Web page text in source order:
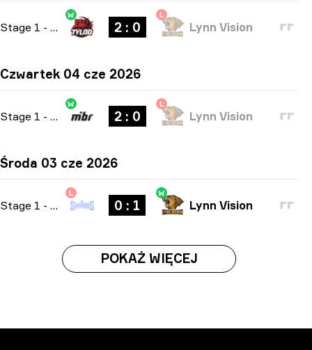
Stage 1 - bo3
W
2 : 0
L
Lynn Vision
Czwartek 04 cze 2026
Stage 1 - bo3
W
2 : 0
L
Lynn Vision
Środa 03 cze 2026
Stage 1 - bo1
L
0 : 1
W
Lynn Vision
POKAŻ WIĘCEJ